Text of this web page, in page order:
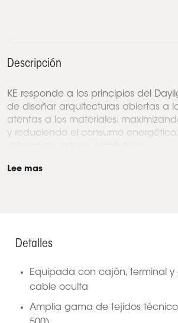
Descripción
KE responde a los principios del
de diseñar arquitecturas abiertas a
atentas a los materiales,
y reduciendo el consumo
Lee mas
Detalles
Equipada con cajón, terminal y
cable oculta
Amplia gama de tejidos